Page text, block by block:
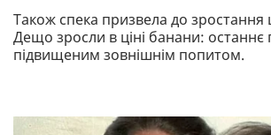
Також спека призвела до зростання
Дещо зросли в ціні банани: останнє
підвищеним зовнішнім попитом.